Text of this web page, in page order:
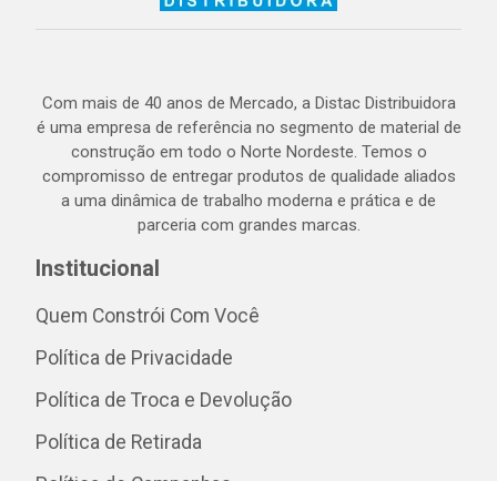
Com mais de 40 anos de Mercado, a Distac Distribuidora
é uma empresa de referência no segmento de material de
construção em todo o Norte Nordeste. Temos o
compromisso de entregar produtos de qualidade aliados
a uma dinâmica de trabalho moderna e prática e de
parceria com grandes marcas.
Institucional
Quem Constrói Com Você
Política de Privacidade
Política de Troca e Devolução
Política de Retirada